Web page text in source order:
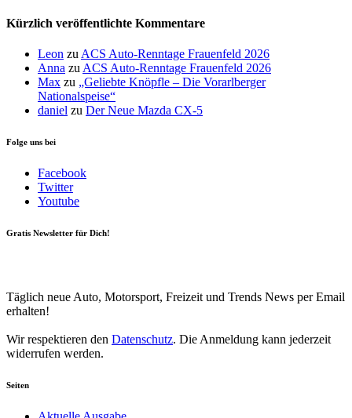
Kürzlich veröffentlichte Kommentare
Leon zuACS Auto-Renntage Frauenfeld 2026
Anna zuACS Auto-Renntage Frauenfeld 2026
Max zu „Geliebte Knöpfle – Die Vorarlberger
Nationalspeise“
daniel zu Der Neue Mazda CX-5
Folge uns bei
Facebook
Twitter
Youtube
Gratis Newsletter für Dich!
Täglich neue Auto, Motorsport, Freizeit und Trends News per Email
erhalten!
Wir respektieren den Datenschutz. Die Anmeldung kann jederzeit
widerrufen werden.
Seiten